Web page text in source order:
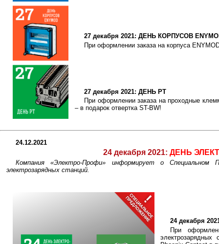
27 декабря 2021: ДЕНЬ КОРПУСОВ
При оформлении заказа на корпуса
27 декабря 2021: ДЕНЬ PT
При оформлении заказа на проходные
– в подарок отвертка ST-BW!
24.12.2021
24 декабря 2021: ДЕНЬ
Компания «Электро-Профи» информирует о Специальном
электрозарядных станций.
24 декабря
При